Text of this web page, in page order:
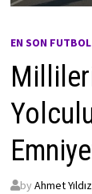
EN SON
by Ahmet Yıldız